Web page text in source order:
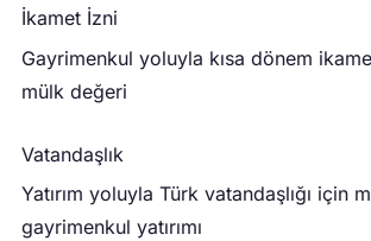
İkamet İzni
Gayrimenkul yoluyla kısa dönem
mülk değeri
Vatandaşlık
Yatırım yoluyla Türk vatandaşlığı için
gayrimenkul yatırımı